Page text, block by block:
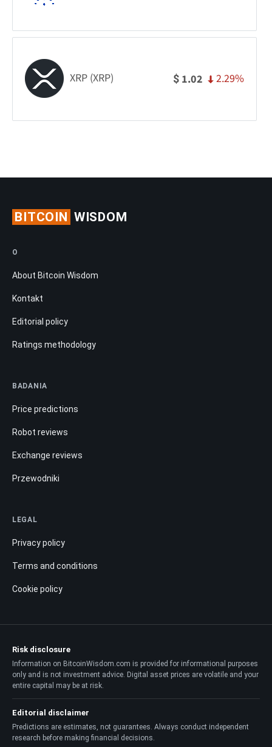
XRP (XRP) $ 1.02 2.29%
BITCOIN WISDOM
O
About Bitcoin Wisdom
Kontakt
Editorial policy
Ratings methodology
BADANIA
Price predictions
Robot reviews
Exchange reviews
Przewodniki
LEGAL
Privacy policy
Terms and conditions
Cookie policy
Risk disclosure
Information on BitcoinWisdom.com is provided for informational purposes
only and is not investment advice. Digital asset prices are volatile and your
entire capital may be at risk.
Editorial disclaimer
Predictions are estimates, not guarantees. Always conduct independent
research before making financial decisions.